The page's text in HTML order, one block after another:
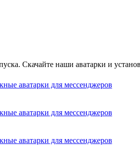
Скачайте наши аватарки и